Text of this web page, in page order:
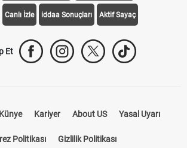
Canlı İzle iddaa Sonuçları Aktif Sayaç
Et
Künye Kariyer About US Yasal Uyarı
Politikası Gizlilik Politikası